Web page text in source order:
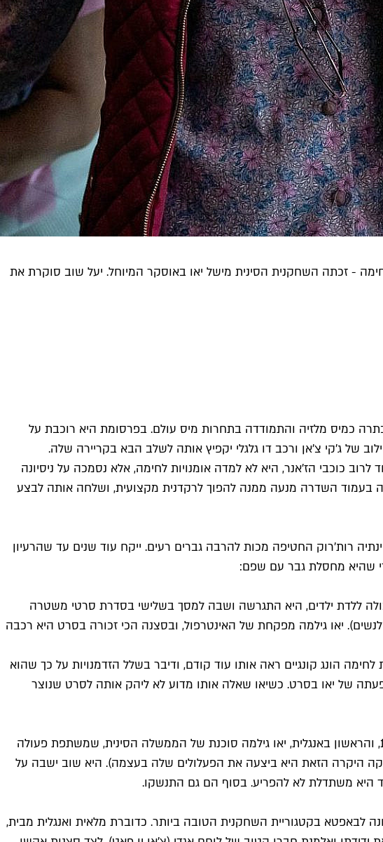
לחימה - זכתה השחקנית הסינית מישל יאו באוסקר המיוחל. יעל שוב סוקרת את
של מישל יאו על המסך היתה בפרסומת לשעוני גי לרוש. היא לוהקה לפרסומת אחרי שבגיל 20 הוכתרה כמיס מלזיה והתמודדה בתחרות מיס עולם. בפרסומת היא רוכבת על
של ג'קי צ'אן ורכב דו גלגלי יקפיץ אותה לשלב הבא בקריירה שלה.
כוכבי הז'אנר, היא לא למדה אומנויות לחימה, אלא נסמכה על ניסיונה
בעמוד השדרה מנעה ממנה להפוך לרקדנית מקצועית, ושלחה אותה לבצע
רות'רוק החטיפה מכות להרבה גברים רעים. ייקח עוד שנים עד שהרעיון
שהיא מחסלת גבר עם שפם:
ללדת ילדים, היא התגרשה ושבה למסך בשלישי בסדרת סרטי משטרה
יאו גילמה מפקחת של האינטרפול, ובסצנה הכי זכורה בסרט היא רכבה
הונג קונגיים ראה אותו עוד קודם, ודיבר בשלל הזדמנויות על כך שהוא
הוא הגה את הדמות שמגלמת אומה תורמן ב"להרוג את ביל" (2003) בהשראת הופעתה של יאו בסרט. כשיאו שאלה אותו מדוע לא ליהק אותה לסרט שנוצר
כשג'יימס בונד מספר 18 יצא למסכים, הרבה דובר על כך שלראשונה יש בו נערת בונד שמשתווה ל-007. בסרטה ה-19, והראשון באנגלית, יאו גילמה סוכנת של הממשלה הסינית, שמשתפת פעולה
יודעת לבעוט (גם בהפקה היקרה הזאת היא ביצעה את הפעלולים שלה בעצמה). היא שוב ישבה על
היא משתדלת לא להפריע. בסוף הם גם התנשקו.
לבאפטא בקטגוריית השחקנית הטובה ביותר. כדוברת מלאית ואנגלית מבית,